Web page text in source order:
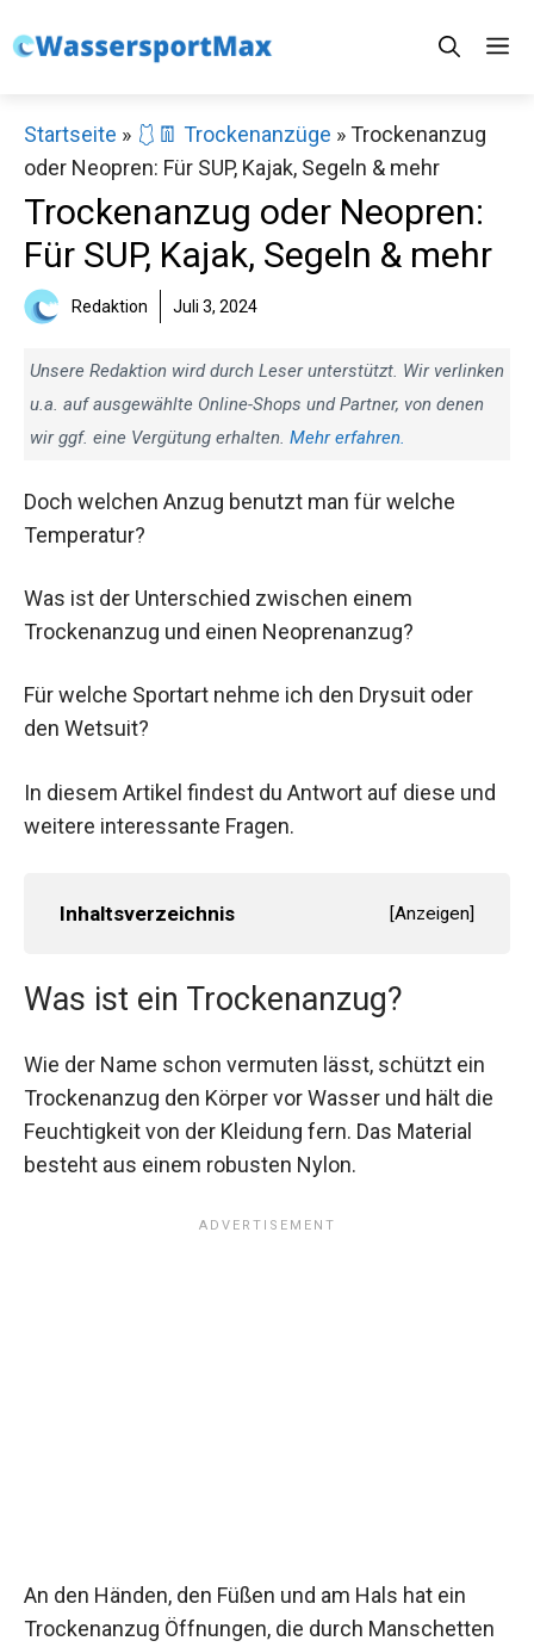
Inhalt
Startseite » 🩱👖 Trockenanzüge »Trockenanzug
oder Neopren: Für SUP, Kajak, Segeln & mehr
Trockenanzug oder Neopren:
Für SUP, Kajak, Segeln & mehr
Redaktion Juli 3, 2024
Unsere Redaktion wird durch Leser unterstützt. Wir verlinken
u.a. auf ausgewählte Online-Shops und Partner, von denen
wir ggf. eine Vergütung erhalten. Mehr erfahren.
Doch welchen Anzug benutzt man für welche
Temperatur?
Was ist der Unterschied zwischen einem
Trockenanzug und einen Neoprenanzug?
Für welche Sportart nehme ich den Drysuit oder
den Wetsuit?
In diesem Artikel findest du Antwort auf diese und
weitere interessante Fragen.
Inhaltsverzeichnis [Anzeigen]
Was ist ein Trockenanzug?
Wie der Name schon vermuten lässt, schützt ein
Trockenanzug den Körper vor Wasser und hält die
Feuchtigkeit von der Kleidung fern. Das Material
besteht aus einem robusten Nylon.
An den Händen, den Füßen und am Hals hat ein
Trockenanzug Öffnungen, die durch Manschetten